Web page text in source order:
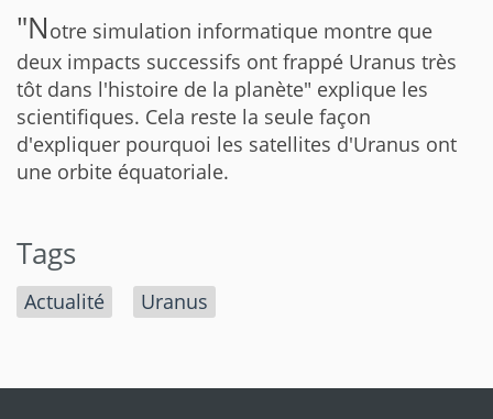
"Notre simulation informatique montre que
deux impacts successifs ont frappé Uranus très
tôt dans l'histoire de la planète" explique les
scientifiques. Cela reste la seule façon
d'expliquer pourquoi les satellites d'Uranus ont
une orbite équatoriale.
Tags
Actualité Uranus